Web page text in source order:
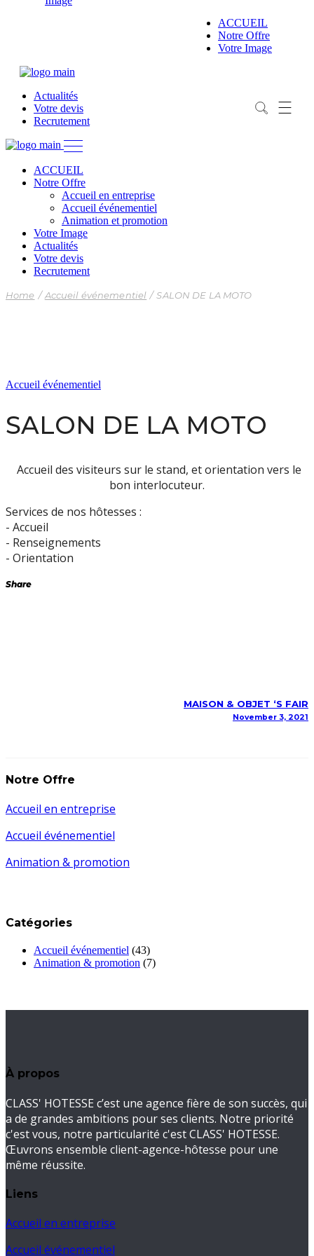
ACCUEIL
Notre Offre
Votre Image
Actualités
Votre devis
Recrutement
Accueil en entreprise
ACCUEIL
Notre Offre
Accueil en entreprise
Accueil événementiel
Animation et promotion
Votre Image
Actualités
Votre devis
Recrutement
Home Accueil événementiel SALON DE LA MOTO
Accueil événementiel
SALON DE LA MOTO
Accueil des visiteurs sur le stand, et orientation vers le
bon interlocuteur.
Services de nos hôtesses :
- Accueil
- Renseignements
- Orientation
Share
MAISON & OBJET ‘S FAIR
November 3, 2021
Notre Offre
Accueil en entreprise
Accueil événementiel
Animation & promotion
Catégories
Accueil événementiel (43)
Animation & promotion (7)
À propos
CLASS' HOTESSE c’est une agence fière de son succès, qui
a de grandes ambitions pour ses clients. Notre priorité
c'est vous, notre particularité c'est CLASS' HOTESSE.
Œuvrons ensemble client-agence-hôtesse pour une
même réussite.
Liens
Accueil en entreprise
Accueil événementiel